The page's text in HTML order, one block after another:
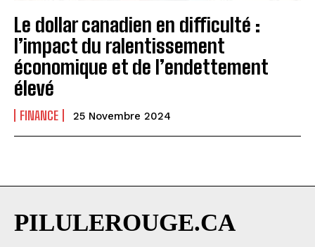
Le dollar canadien en difficulté :
l’impact du ralentissement
économique et de l’endettement
élevé
FINANCE 25 Novembre 2024
PILULEROUGE.CA